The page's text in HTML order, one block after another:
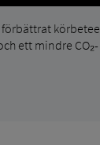
ett mindre CO₂-